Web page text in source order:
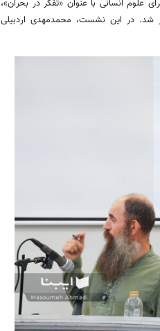
علوم انسانی با عنوان «تفکر در بحران»،
ققنوس برگزار شد. در این نشست، محمدمهدی اردبیلی